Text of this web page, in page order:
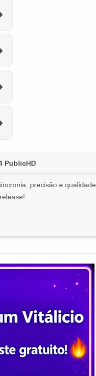
PublicHD
precisão e qualidade.